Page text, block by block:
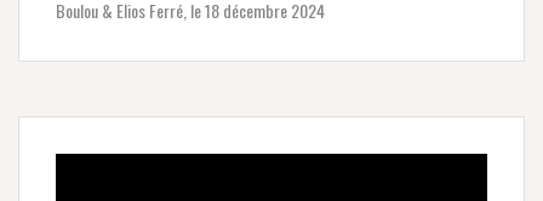
Boulou & Elios Ferré, le 18 décembre 2024